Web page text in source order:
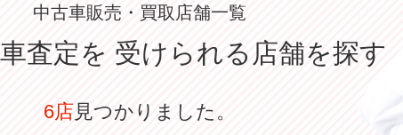
中古車販売・買取店舗一覧
査定を 受けられる店舗を探す
6店見つかりました。